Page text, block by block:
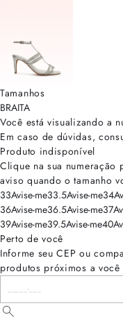
Tamanhos
BRAITA
Você está visualizando a
Em caso de dúvidas,
Produto indisponível
Clique na sua
aviso quando o tamanho
33Avise-me33.5Avise-me34
36Avise-me36.5Avise-me37
39Avise-me39.5Avise-me40
Perto de você
Informe seu CEP ou
produtos próximos a você